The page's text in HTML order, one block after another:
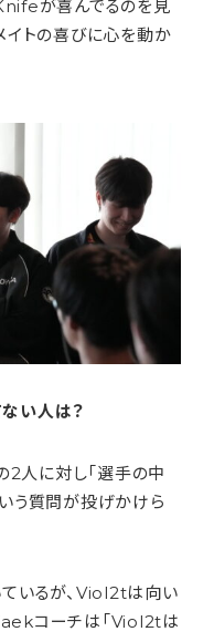
が喜んでるのを見
イトの喜びに心を動か
い人は？
人に対し「選手の中
う質問が投げかけら
いるが、Viol2tは向い
コーチは「Viol2tは